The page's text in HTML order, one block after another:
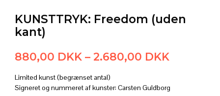
KUNSTTRYK: Freedom (uden
kant)
880,00 DKK – 2.680,00 DKK
til
Limited kunst (begrænset antal)
Signeret og nummeret af kunster: Carsten Guldborg